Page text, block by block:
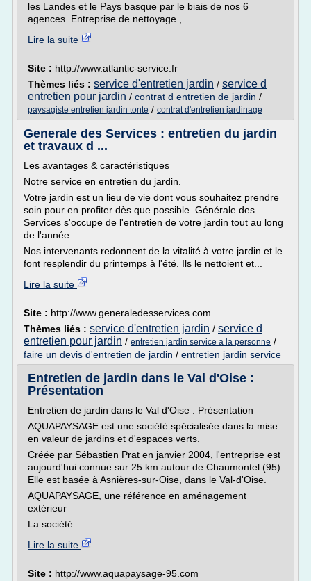
les Landes et le Pays basque par le biais de nos 6
agences. Entreprise de nettoyage ,...
Lire la suite
Site : http://www.atlantic-service.fr
Thèmes liés : service d'entretien jardin / service d
entretien pour jardin / contrat d entretien de jardin /
paysagiste entretien jardin tonte / contrat d'entretien jardinage
Generale des Services : entretien du jardin
et travaux d ...
Les avantages & caractéristiques
Notre service en entretien du jardin.
Votre jardin est un lieu de vie dont vous souhaitez prendre
soin pour en profiter dès que possible. Générale des
Services s'occupe de l'entretien de votre jardin tout au long
de l'année.
Nos intervenants redonnent de la vitalité à votre jardin et le
font resplendir du printemps à l'été. Ils le nettoient et...
Lire la suite
Site : http://www.generaledesservices.com
Thèmes liés : service d'entretien jardin / service d
entretien pour jardin / entretien jardin service a la personne /
faire un devis d'entretien de jardin / entretien jardin service
Entretien de jardin dans le Val d'Oise :
Présentation
Entretien de jardin dans le Val d'Oise : Présentation
AQUAPAYSAGE est une société spécialisée dans la mise
en valeur de jardins et d'espaces verts.
Créée par Sébastien Prat en janvier 2004, l'entreprise est
aujourd'hui connue sur 25 km autour de Chaumontel (95).
Elle est basée à Asnières-sur-Oise, dans le Val-d'Oise.
AQUAPAYSAGE, une référence en aménagement
extérieur
La société...
Lire la suite
Site : http://www.aquapaysage-95.com